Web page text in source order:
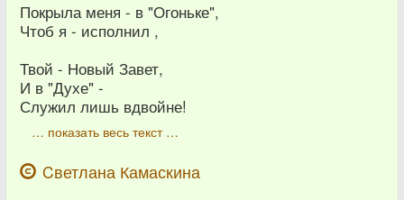
Покрыла меня - в "Огоньке",
Чтоб я - исполнил ,
Твой - Новый Завет,
И в "Духе" -
Служил лишь вдвойне!
… показать весь текст …
Cветлана Камаскина